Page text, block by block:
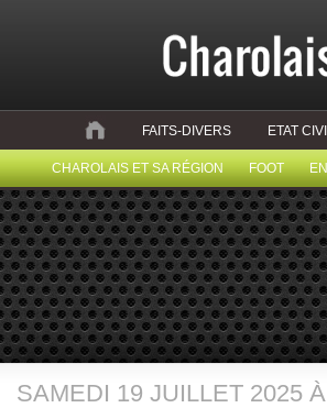
FAITS-DIVERS ETAT
CHAROLAIS ET SA RÉGION FOOT
SAMEDI 19 JUILLET 2025